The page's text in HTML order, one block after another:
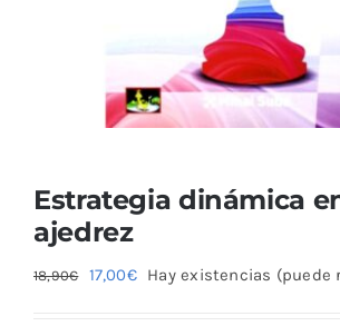
Estrategia dinámica
ajedrez
18,90€
El
17,00€ElHay existencias (puede